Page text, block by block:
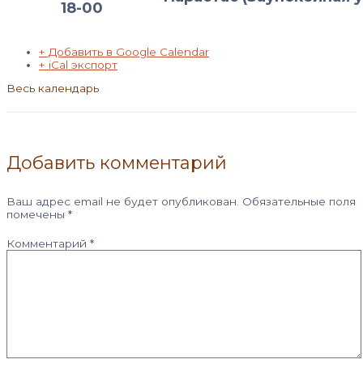
18-00
+ Добавить в Google Calendar
+ iCal экспорт
Весь календарь
Добавить комментарий
Ваш адрес email не будет опубликован. Обязательные поля
помечены *
Комментарий *